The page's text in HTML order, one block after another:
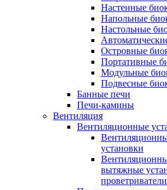
Настенные
Напольные
Настольные
Островные
Портативные
Модульные
Подвесные
Банные печи
Печи-камины
Вентиляция
Вентиляционные
установки
вытяжные
проветриватели